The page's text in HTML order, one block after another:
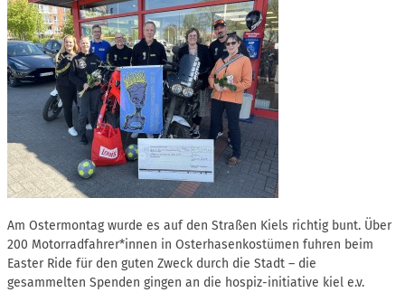
Am Ostermontag wurde es auf den Straßen Kiels richtig bunt. Über
200 Motorradfahrer*innen in Osterhasenkostümen fuhren beim
Easter Ride für den guten Zweck durch die Stadt – die
gesammelten Spenden gingen an die hospiz-initiative kiel e.v.